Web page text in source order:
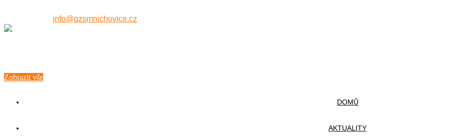
info@gzsmnichovice.cz
Zobrazit vše
DOMŮ
AKTUALITY